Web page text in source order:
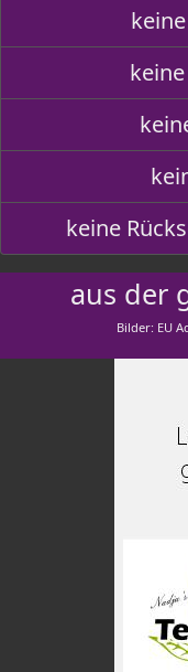
keine
aus der
Bilder: EU